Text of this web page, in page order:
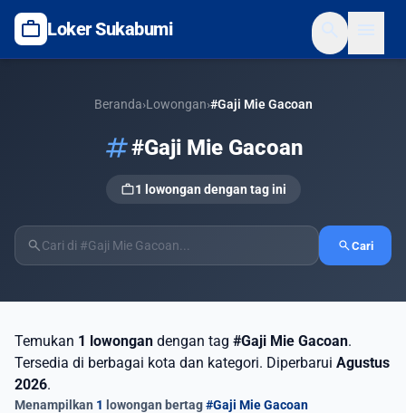
work Loker Sukabumi
Beranda›Lowongan›#Gaji Mie Gacoan
tag#Gaji Mie Gacoan
work1 lowongan dengan tag ini
search searchCari
Temukan 1 lowongan dengan tag #Gaji Mie Gacoan.
Tersedia di berbagai kota dan kategori. Diperbarui Agustus
2026.
Menampilkan 1 lowongan bertag#Gaji Mie Gacoan